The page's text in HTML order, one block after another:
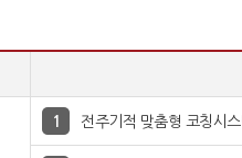
전주기적 맞춤형 코칭시